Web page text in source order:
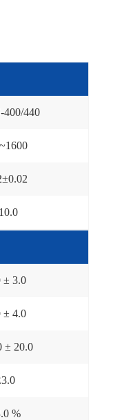
400/440
±0.02
10.0
± 3.0
± 4.0
± 20.0
3.0
%